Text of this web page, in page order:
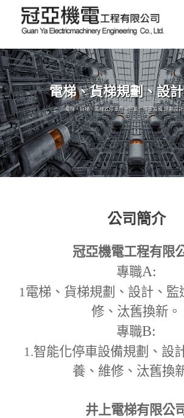
電梯、貨梯規劃、設
電梯、貨梯、電梯式停車塔、智能化停車設備,規劃設計
公司簡介
冠亞機電工程有限
專職A:
1電梯、貨梯規劃、設計、監
修、汰舊換新。
專職B:
1.智能化停車設備規劃、設
養、維修、汰舊換
井上電梯有限公